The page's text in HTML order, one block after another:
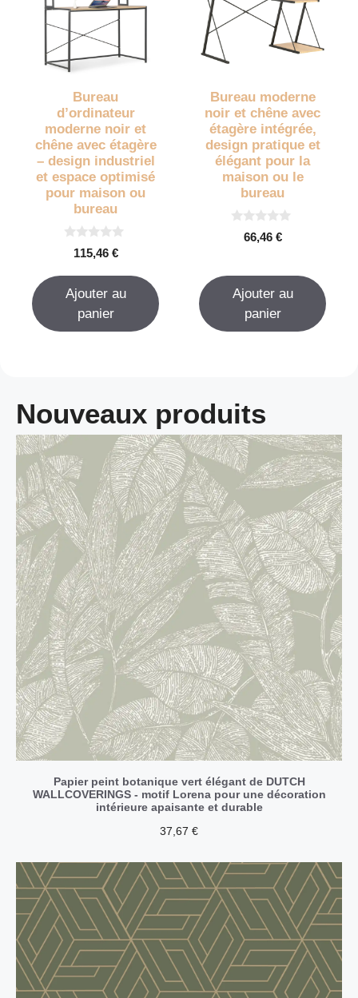
Bureau
d’ordinateur
moderne noir et
chêne avec étagère
– design industriel
et espace optimisé
pour maison ou
bureau
s
5
115,46 €
Ajouter au
panier
Bureau moderne
noir et chêne avec
étagère intégrée,
design pratique et
élégant pour la
maison ou le
bureau
5
66,46 €
Ajouter au
panier
Nouveaux produits
Papier peint botanique vert élégant de DUTCH
WALLCOVERINGS - motif Lorena pour une décoration
intérieure apaisante et durable
37,67 €